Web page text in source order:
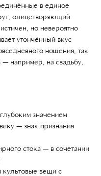
в единое
олицетворяющий
но невероятно
утончённый вкус
ношения, так
— например, на свадьбу,
значением
— знак признания
стока — в сочетании
вещи с